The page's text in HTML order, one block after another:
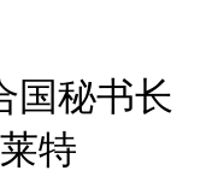
国秘书长
特